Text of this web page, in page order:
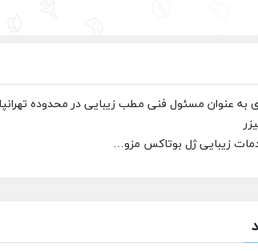
عنوان مسئول فنی مطب زیبایی در محدوده
زیبایی ژل بوتاکس مزو…